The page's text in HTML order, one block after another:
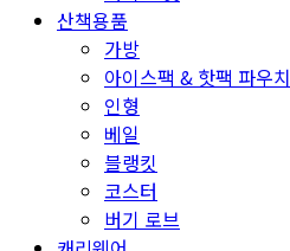
산책용품
가방
아이스팩 & 핫팩 파우치
인형
베일
블랭킷
코스터
버기 로브